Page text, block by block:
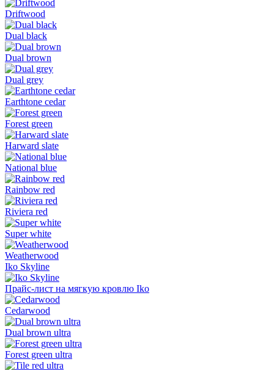
Driftwood
Dual black
Dual brown
Dual grey
Earthtone cedar
Forest green
Harward slate
National blue
Rainbow red
Riviera red
Super white
Weatherwood
Iko Skyline
Прайс-лист на мягкую кровлю Iko
Cedarwood
Dual brown ultra
Forest green ultra